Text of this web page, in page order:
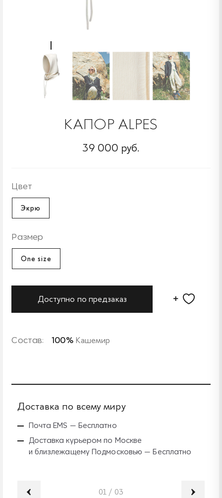
КАПОР ALPES
39 000 руб.
Цвет
Экрю
Размер
One size
Доступно по предзаказ
Состав: 100%Кашемир
Доставка по всему миру
Почта EMS — Бесплатно
Доставка курьером по Москве
и близлежащему Подмосковью — Бесплатно
01 / 03